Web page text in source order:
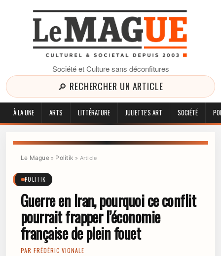
Société et Culture sans déconfitures
🔎 RECHERCHER UN ARTICLE
À LA UNE ARTS LITTÉRATURE JULIETTE'S ART SOCIÉTÉ
Le Mague» Politik » Article
POLITIK
Guerre en Iran, pourquoi ce conflit
pourrait frapper l’économie
française de plein fouet
PAR FRÉDÉRIC VIGNALE